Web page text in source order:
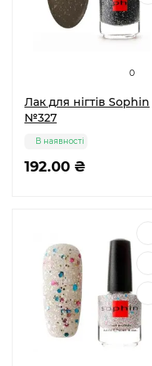
0
Лак для нігтів Sophin
№327
192.00 ₴
В наявності